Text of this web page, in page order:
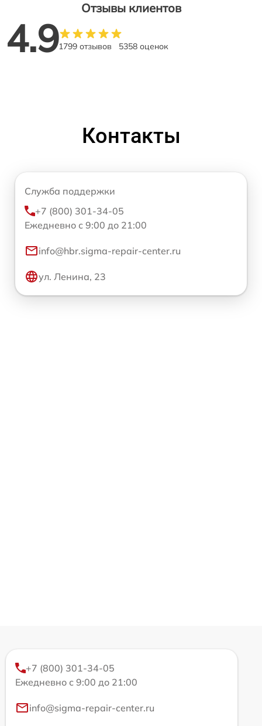
Отзывы клиентов
4.91799 отзывов 5358 оценок
Контакты
Служба поддержки
+7 (800) 301-34-05
Ежедневно с 9:00 до 21:00
info@hbr.sigma-repair-center.ru
ул. Ленина, 23
+7 (800) 301-34-05
Ежедневно с 9:00 до 21:00
info@sigma-repair-center.ru